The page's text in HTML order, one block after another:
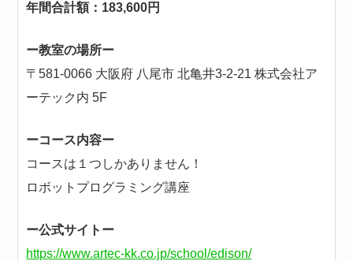
年間合計額：183,600円
ー教室の場所ー
〒581-0066 大阪府 八尾市 北亀井3-2-21 株式会社ア
ーテック内 5F
ーコース内容ー
コースは１つしかありません！
ロボットプログラミング講座
ー公式サイトー
https://www.artec-kk.co.jp/school/edison/